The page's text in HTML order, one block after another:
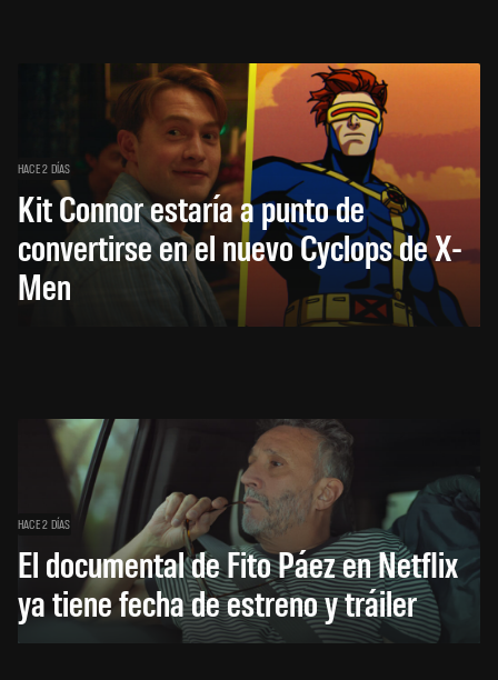
HACE 2 DÍAS
Kit Connor estaría a punto de
convertirse en el nuevo Cyclops de X-
Men
HACE 2 DÍAS
El documental de Fito Páez en Netflix
ya tiene fecha de estreno y tráiler